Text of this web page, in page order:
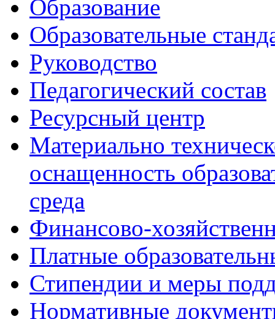
Образование
Образовательные
Руководство
Педагогический состав
Ресурсный центр
Материально
оснащенность
среда
Финансово-
Платные
Стипендии и меры
Нормативные